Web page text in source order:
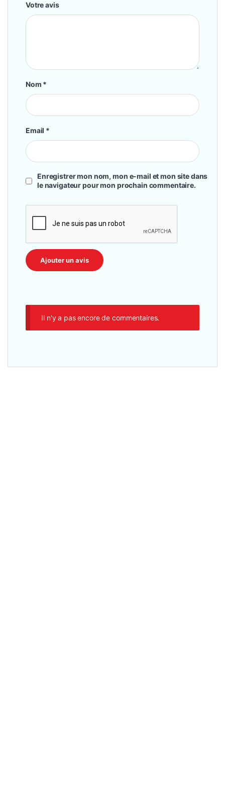
Votre avis
Nom *
Email *
Enregistrer mon nom, mon e-mail et mon site dans
le navigateur pour mon prochain commentaire.
Il n'y a pas encore de commentaires.